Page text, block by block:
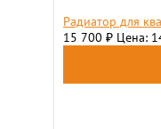
Радиатор для
15 700 ₽ Цена: